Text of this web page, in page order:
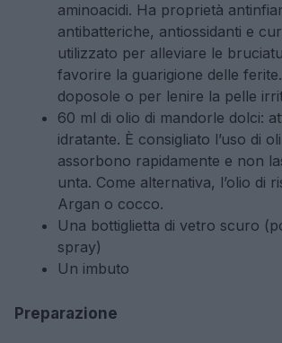
aminoacidi. Ha proprietà
antibatteriche, antiossidanti e
utilizzato per alleviare le
favorire la guarigione delle
doposole o per lenire la pelle
60 ml di olio di mandorle dolci:
idratante. È consigliato l’uso di
assorbono rapidamente e non
unta. Come alternativa, l’olio di
Argan o cocco.
Una bottiglietta di vetro scuro
spray)
Un imbuto
Preparazione